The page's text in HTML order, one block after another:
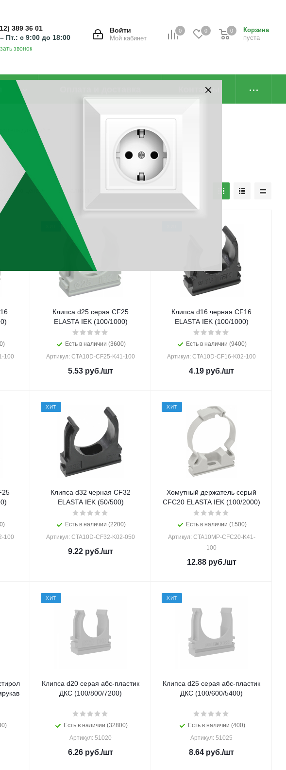
0 0
Корзина
пуста
0
Войти
Мой кабинет
389 36 01
Пт.: с 9:00 до 18:00
звонок
Контакты
для труб
По цене По наличию
100
Клипса d25 серая CF25
ELASTA IEK (100/1000)
Есть в наличии (3600)
Артикул: CTA10D-CF25-K41-100
5.53 руб./шт
Клипса d16 черная CF16
ELASTA IEK (100/1000)
Есть в наличии (9400)
Артикул: CTA10D-CF16-K02-100
4.19 руб./шт
100
ХИТ
Клипса d32 черная CF32
ELASTA IEK (50/500)
Есть в наличии (2200)
Артикул: CTA10D-CF32-K02-050
9.22 руб./шт
ХИТ
Хомутный держатель серый
CFC20 ELASTA IEK (100/2000)
Есть в наличии (1500)
Артикул: CTA10MP-CFC20-K41-
100
12.88руб./шт
ХИТ
Клипса d20 серая абс-пластик
ДКС (100/800/7200)
Есть в наличии (32800)
Артикул: 51020
6.26 руб./шт
ХИТ
Клипса d25 серая абс-пластик
ДКС (100/600/5400)
Есть в наличии (400)
Артикул: 51025
8.64 руб./шт